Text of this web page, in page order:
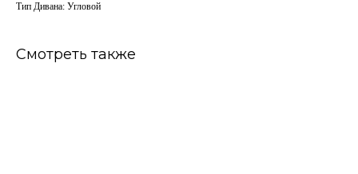
Тип Дивана: Угловой
Смотреть также